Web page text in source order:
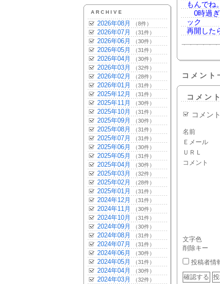
ARCHIVE
2026年08月 （8件）
2026年07月 （31件）
2026年06月 （30件）
2026年05月 （31件）
2026年04月 （30件）
2026年03月 （32件）
2026年02月 （28件）
2026年01月 （31件）
2025年12月 （31件）
2025年11月 （30件）
2025年10月 （31件）
2025年09月 （30件）
2025年08月 （31件）
2025年07月 （31件）
2025年06月 （30件）
2025年05月 （31件）
2025年04月 （30件）
2025年03月 （32件）
2025年02月 （28件）
2025年01月 （31件）
2024年12月 （31件）
2024年11月 （30件）
2024年10月 （31件）
2024年09月 （30件）
2024年08月 （31件）
2024年07月 （31件）
2024年06月 （30件）
2024年05月 （31件）
2024年04月 （30件）
2024年03月 （32件）
もんでね
0時過ぎ
ック
再開した
コメント
コメン
コメン
名前
Ｅメール
ＵＲＬ
コメント
文字色
削除キー
投稿者情